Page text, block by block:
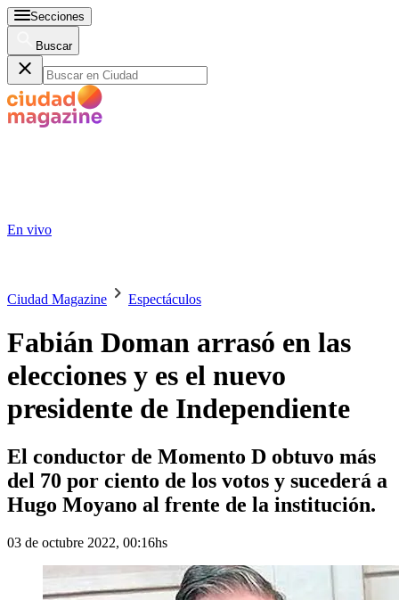
Secciones
Buscar
En vivo
Ciudad Magazine Espectáculos
Fabián Doman arrasó en las
elecciones y es el nuevo
presidente de Independiente
El conductor de Momento D obtuvo más
del 70 por ciento de los votos y sucederá a
Hugo Moyano al frente de la institución.
03 de octubre 2022, 00:16hs